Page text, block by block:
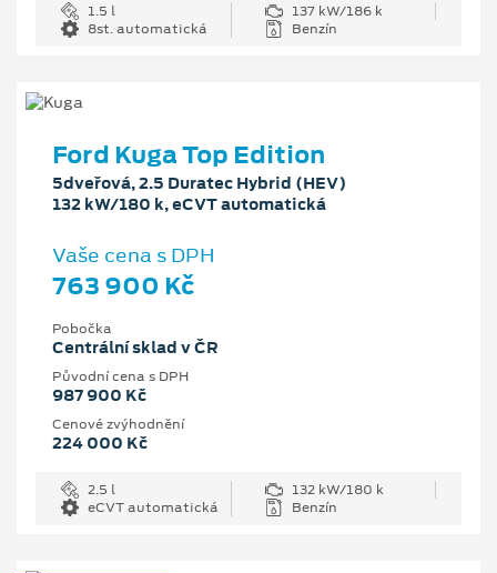
1.5 l
137 kW/186 k
8st. automatická
Benzín
Ford Kuga Top Edition
5dveřová, 2.5 Duratec Hybrid (HEV)
132 kW/180 k, eCVT automatická
Vaše cena s DPH
763 900 Kč
Pobočka
Centrální sklad v ČR
Původní cena s DPH
987 900 Kč
Cenové zvýhodnění
224 000 Kč
2.5 l
132 kW/180 k
eCVT automatická
Benzín